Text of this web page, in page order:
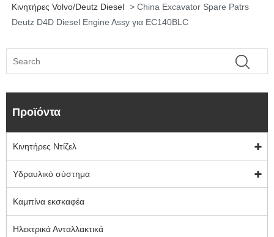
Κινητήρες Volvo/Deutz Diesel > China Excavator Spare Patrs
Deutz D4D Diesel Engine Assy για EC140BLC
Προϊόντα
Κινητήρες Ντίζελ
Υδραυλικό σύστημα
Καμπίνα εκσκαφέα
Ηλεκτρικά Ανταλλακτικά